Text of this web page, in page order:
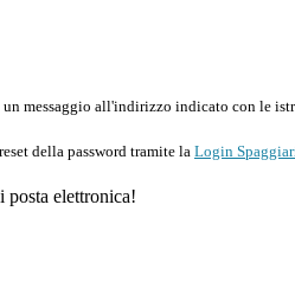
messaggio all'indirizzo indicato con le
della password tramite la Login
posta elettronica!